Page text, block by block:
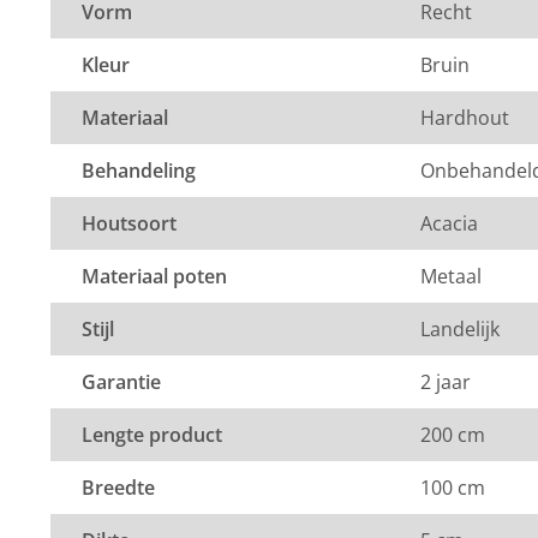
de laagste prijsgarantie op al onze
. Voor meer
terecht in onzeshowroomvan 1200m² in Vianen, 10
Utrecht.
Vorm
Recht
Kleur
Bruin
Materiaal
Hardhout
Behandeling
Houtsoort
Acacia
Materiaal poten
Metaal
Stijl
Landelijk
Garantie
2 jaar
Lengte product
200 cm
Breedte
100 cm